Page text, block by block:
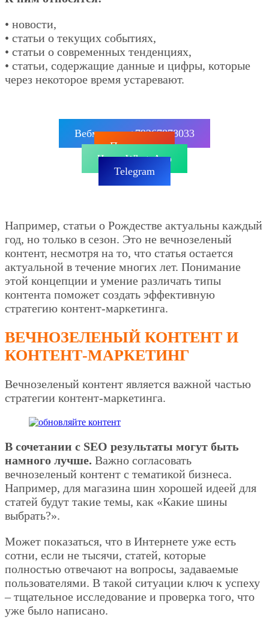
• новости,
• статьи о текущих событиях,
• статьи о современных тенденциях,
• статьи, содержащие данные и цифры, которые
через некоторое время устаревают.
Вебмастер: +79267878033
Позвонить
Чат в WhatsApp
Telegram
Например, статьи о Рождестве актуальны каждый
год, но только в сезон. Это не вечнозеленый
контент, несмотря на то, что статья остается
актуальной в течение многих лет. Понимание
этой концепции и умение различать типы
контента поможет создать эффективную
стратегию контент-маркетинга.
ВЕЧНОЗЕЛЕНЫЙ КОНТЕНТ И
КОНТЕНТ-МАРКЕТИНГ
Вечнозеленый контент является важной частью
стратегии контент-маркетинга.
В сочетании с SEO результаты могут быть
намного лучше. Важно согласовать
вечнозеленый контент с тематикой бизнеса.
Например, для магазина шин хорошей идеей для
статей будут такие темы, как «Какие шины
выбрать?».
Может показаться, что в Интернете уже есть
сотни, если не тысячи, статей, которые
полностью отвечают на вопросы, задаваемые
пользователями. В такой ситуации ключ к успеху
– тщательное исследование и проверка того, что
уже было написано.